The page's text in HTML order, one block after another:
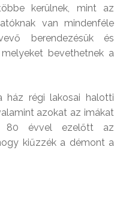
kerülnek, mint az
van mindenféle
berendezésük és
bevethetnek a
ház régi lakosai halotti
azokat az imákat
80 évvel ezelőtt az
kiűzzék a démont a